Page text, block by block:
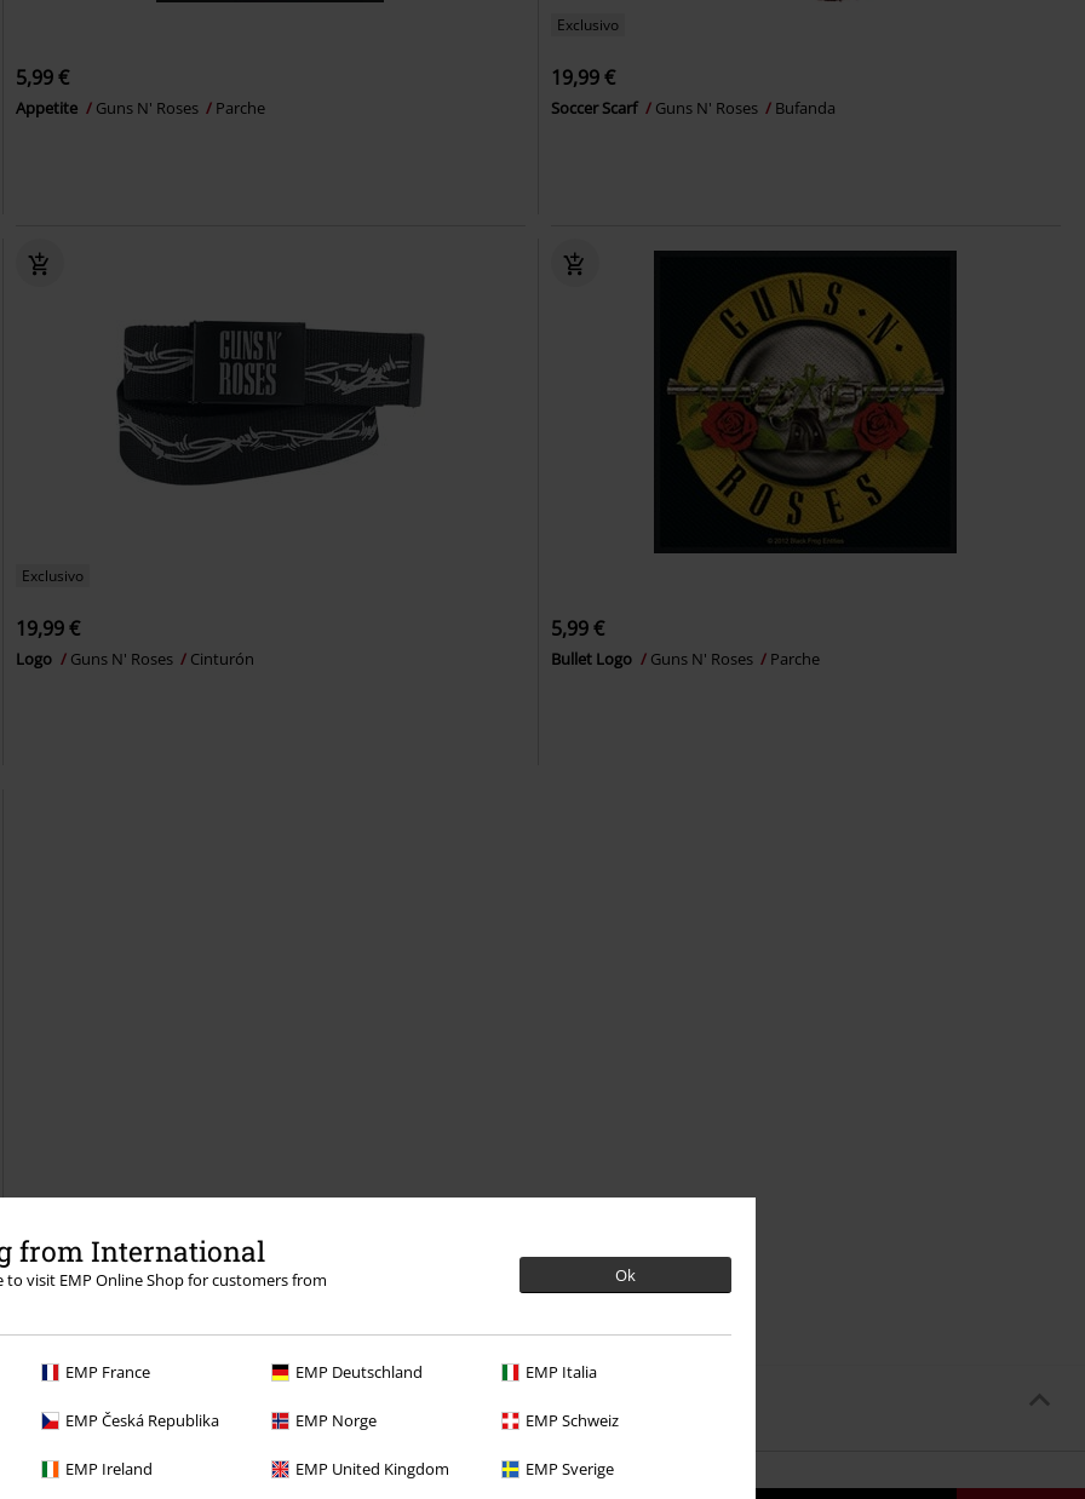
from International
to visit EMP Online Shop for customers from
Ok
EMP France EMP Deutschland EMP Italia
EMP Česká Republika EMP Norge EMP Schweiz
EMP Ireland EMP United Kingdom EMP Sverige
5,99 €
Appetite Guns N' Roses Parche
Exclusivo
19,99 €
Soccer Scarf Guns N' Roses Bufanda
Exclusivo
19,99 €
Logo Guns N' Roses Cinturón
5,99 €
Bullet Logo Guns N' Roses Parche